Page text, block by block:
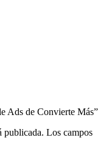
Ads de Convierte Más”
publicada. Los campos